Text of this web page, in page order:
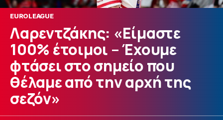
EUROLEAGUE
Λαρεντζάκης: «Είμαστε
100% έτοιμοι – Έχουμε
φτάσει στο σημείο που
θέλαμε από την αρχή της
σεζόν»